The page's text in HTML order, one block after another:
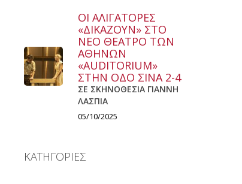
ΟΙ ΑΛΙΓΑΤΟΡΕΣ
«ΔΙΚΑΖΟΥΝ» ΣΤΟ
ΝΕΟ ΘΕΑΤΡΟ ΤΩΝ
ΑΘΗΝΩΝ
«AUDITORIUM»
ΣΤΗΝ ΟΔΟ ΣΙΝΑ 2-4
ΣΕ ΣΚΗΝΟΘΕΣΙΑ ΓΙΑΝΝΗ
ΛΑΣΠΙΑ
05/10/2025
ΚΑΤΗΓΟΡΙΕΣ